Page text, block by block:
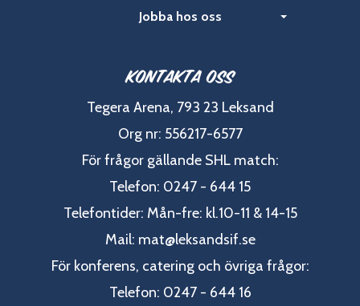
Jobba hos oss
Kontakta oss
Tegera Arena, 793 23 Leksand
Org nr: 556217-6577
För frågor gällande SHL match:
Telefon: 0247 - 644 15
Telefontider: Mån-fre: kl.10-11 & 14-15
Mail: mat@leksandsif.se
För konferens, catering och övriga frågor:
Telefon: 0247 - 644 16